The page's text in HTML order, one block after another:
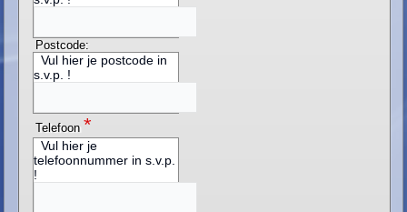
Postcode:
Vul hier je postcode in
s.v.p. !
Telefoon *
Vul hier je
telefoonnummer in s.v.p.
!